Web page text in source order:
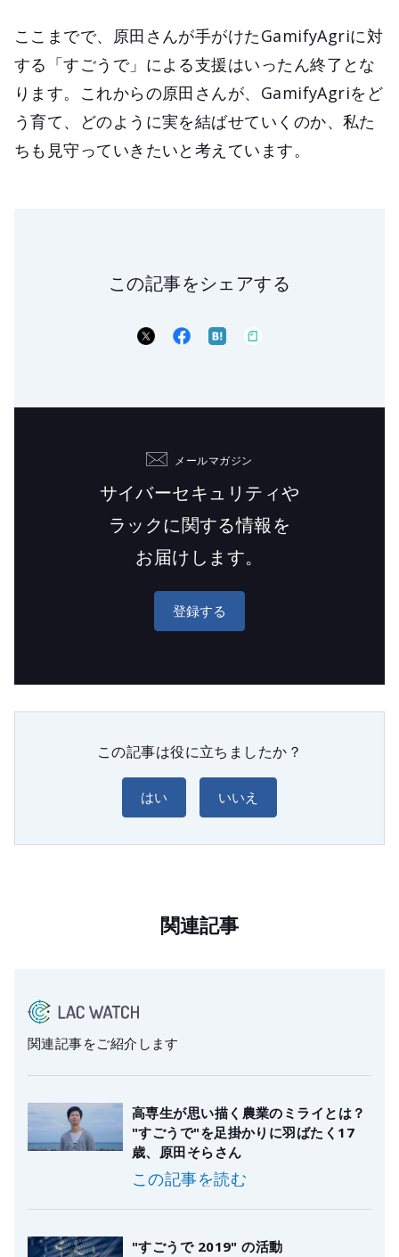
ここまでで、原田さんが手がけたGamifyAgriに対
する「すごうで」による支援はいったん終了とな
ります。これからの原田さんが、GamifyAgriをど
う育て、どのように実を結ばせていくのか、私た
ちも見守っていきたいと考えています。
この記事をシェアする
メールマガジン
サイバーセキュリティや
ラックに関する情報を
お届けします。
登録する
この記事は役に立ちましたか？
はい いいえ
関連記事
関連記事をご紹介します
高専生が思い描く農業のミライとは？
"すごうで"を足掛かりに羽ばたく17
歳、原田そらさん
この記事を読む
"すごうで 2019" の活動